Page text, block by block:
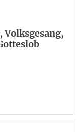
Volksgesang,